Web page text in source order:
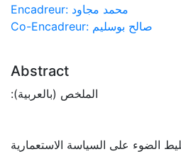
Encadreur: محمد مجاود
Co-Encadreur: صالح بوسليم
Abstract
:الملخص (بالعربية)
الضوء على السياسة الاستعمارية